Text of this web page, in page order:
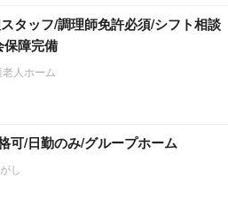
タッフ/調理師免許必須/シフト相談
保障完備
人ホーム
可/日勤のみ/グループホーム
し